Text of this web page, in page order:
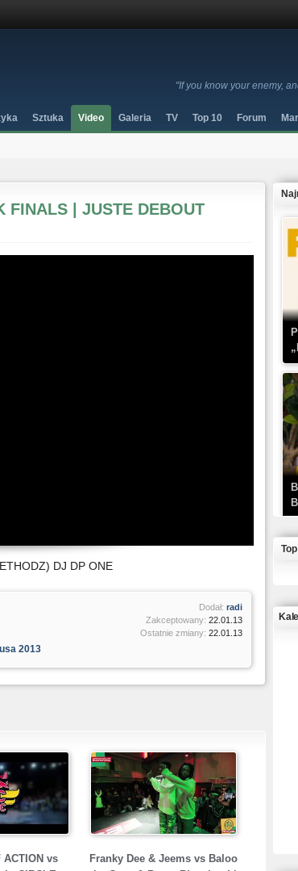
"If you know your enemy,
Sztuka Video Galeria TV Top 10 Forum
FINALS | JUSTE DEBOUT
DJ DP ONE
2013
Dodał: radi
Zakceptowany: 22.01.13
Ostatnie zmiany: 22.01.13
ACTION vs
Franky Dee & Jeems vs Baloo